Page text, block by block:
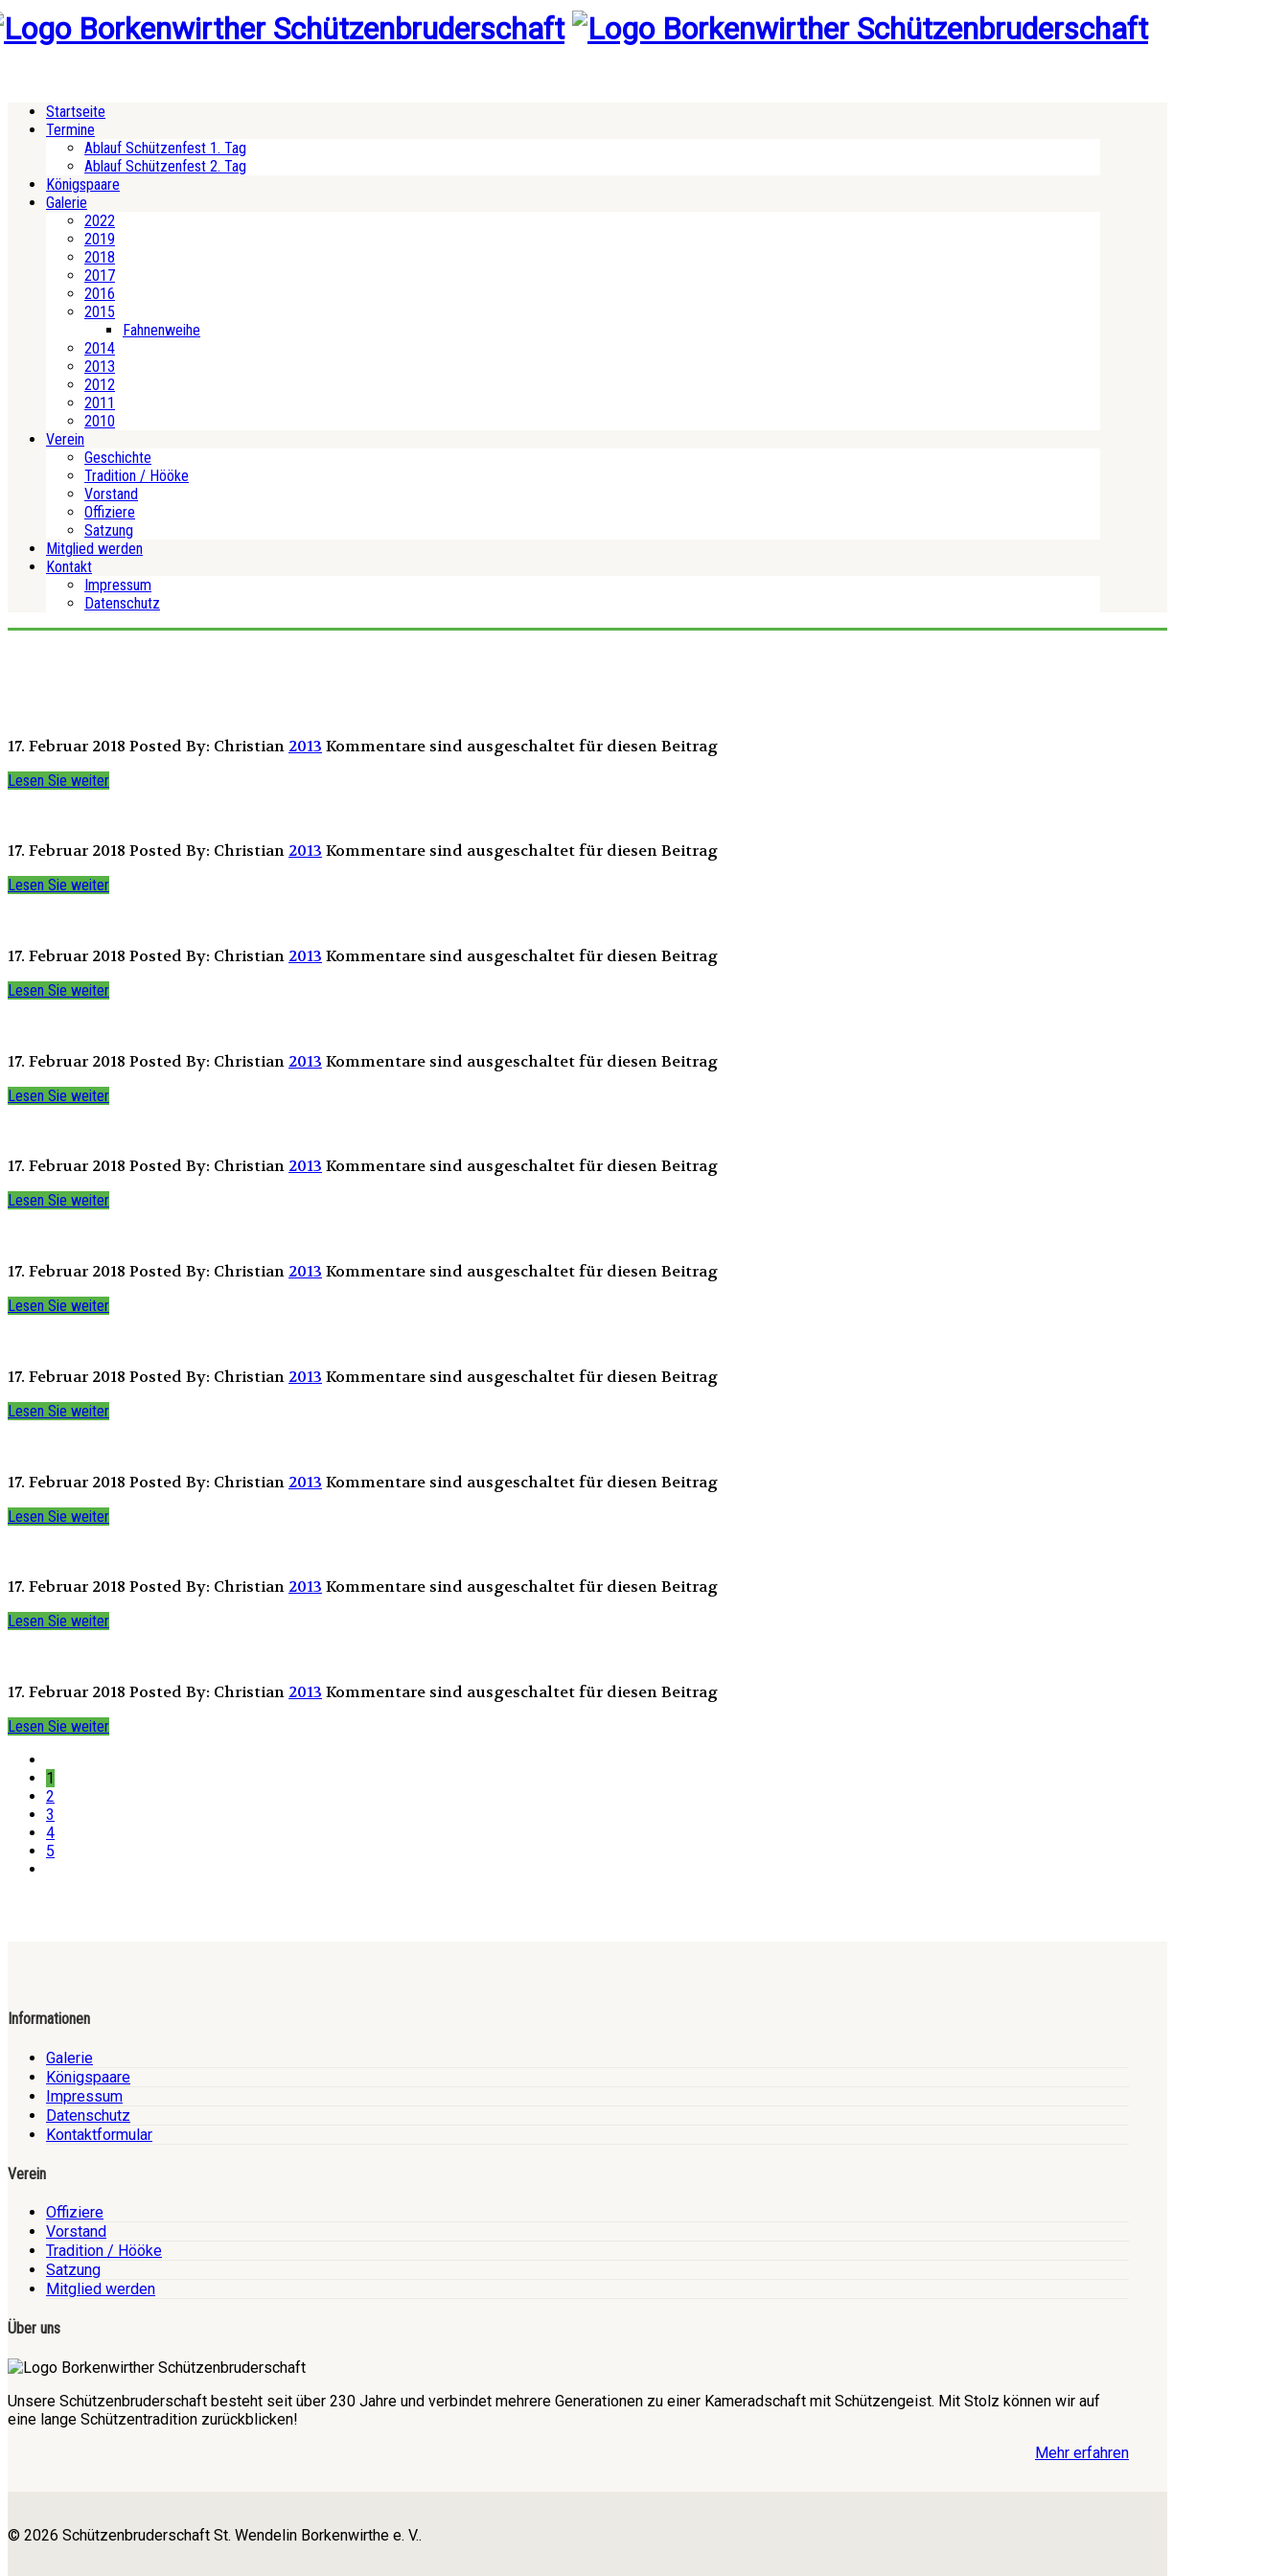
Startseite
Termine
Ablauf Schützenfest 1. Tag
Ablauf Schützenfest 2. Tag
Königspaare
Galerie
2022
2019
2018
2017
2016
2015
Fahnenweihe
2014
2013
2012
2011
2010
Verein
Geschichte
Tradition / Hööke
Vorstand
Offiziere
Satzung
Mitglied werden
Kontakt
Impressum
Datenschutz
17. Februar 2018 Posted By: Christian 2013 Kommentare sind ausgeschaltet für diesen Beitrag
Lesen Sie weiter
17. Februar 2018 Posted By: Christian 2013 Kommentare sind ausgeschaltet für diesen Beitrag
Lesen Sie weiter
17. Februar 2018 Posted By: Christian 2013 Kommentare sind ausgeschaltet für diesen Beitrag
Lesen Sie weiter
17. Februar 2018 Posted By: Christian 2013 Kommentare sind ausgeschaltet für diesen Beitrag
Lesen Sie weiter
17. Februar 2018 Posted By: Christian 2013 Kommentare sind ausgeschaltet für diesen Beitrag
Lesen Sie weiter
17. Februar 2018 Posted By: Christian 2013 Kommentare sind ausgeschaltet für diesen Beitrag
Lesen Sie weiter
17. Februar 2018 Posted By: Christian 2013 Kommentare sind ausgeschaltet für diesen Beitrag
Lesen Sie weiter
17. Februar 2018 Posted By: Christian 2013 Kommentare sind ausgeschaltet für diesen Beitrag
Lesen Sie weiter
17. Februar 2018 Posted By: Christian 2013 Kommentare sind ausgeschaltet für diesen Beitrag
Lesen Sie weiter
17. Februar 2018 Posted By: Christian 2013 Kommentare sind ausgeschaltet für diesen Beitrag
Lesen Sie weiter
1
2
3
4
5
Informationen
Galerie
Königspaare
Impressum
Datenschutz
Kontaktformular
Verein
Offiziere
Vorstand
Tradition / Hööke
Satzung
Mitglied werden
Über uns
Unsere Schützenbruderschaft besteht seit über 230 Jahre und verbindet mehrere Generationen zu einer Kameradschaft mit Schützengeist. Mit Stolz können wir auf
eine lange Schützentradition zurückblicken!
Mehr erfahren
© 2026 Schützenbruderschaft St. Wendelin Borkenwirthe e. V..